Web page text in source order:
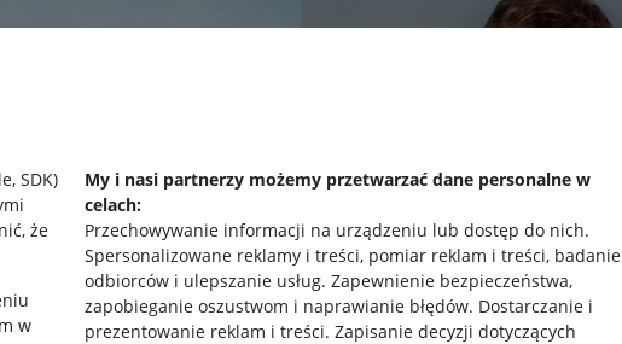
SDK)
że
w
My i nasi partnerzy możemy przetwarzać dane personalne w
celach:
Przechowywanie informacji na urządzeniu lub dostęp do nich.
Spersonalizowane reklamy i treści, pomiar reklam i treści, badanie
odbiorców i ulepszanie usług. Zapewnienie bezpieczeństwa,
zapobieganie oszustwom i naprawianie błędów. Dostarczanie i
prezentowanie reklam i treści. Zapisanie decyzji dotyczących